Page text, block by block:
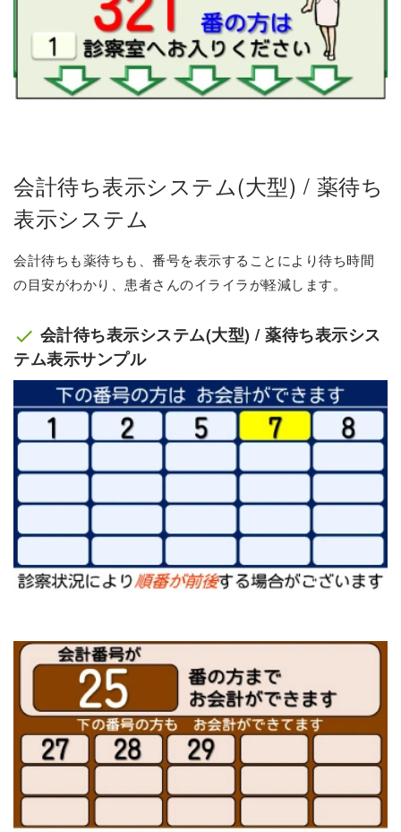
会計待ち表示システム(大型) / 薬待ち
表示システム
会計待ちも薬待ちも、番号を表示することにより待ち時間
の目安がわかり、患者さんのイライラが軽減します。
check 会計待ち表示システム(大型) / 薬待ち表示シス
テム表示サンプル